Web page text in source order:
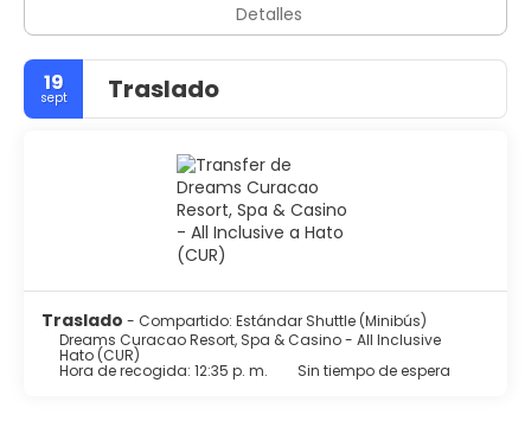
Detalles
19
sept Traslado
Traslado - Compartido: Estándar Shuttle (Minibús)
Dreams Curacao Resort, Spa & Casino - All Inclusive
Hato (CUR)
Hora de recogida: 12:35 p. m. Sin tiempo de espera